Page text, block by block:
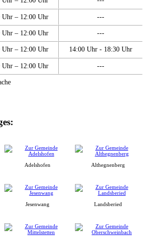
Uhr – 12:00 Uhr ---
Uhr – 12:00 Uhr ---
Uhr – 12:00 Uhr 14:00 Uhr - 18:30 Uhr
Uhr – 12:00 Uhr ---
Adelshofen Althegnenberg
Jesenwang Landsberied